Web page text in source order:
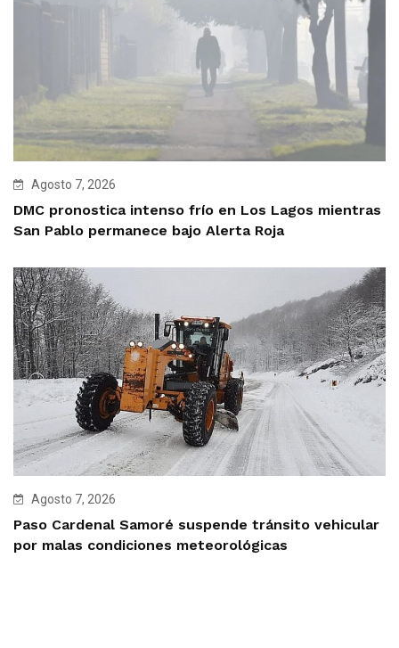
Agosto 7, 2026
DMC pronostica intenso frío en Los Lagos mientras
San Pablo permanece bajo Alerta Roja
Agosto 7, 2026
Paso Cardenal Samoré suspende tránsito vehicular
por malas condiciones meteorológicas